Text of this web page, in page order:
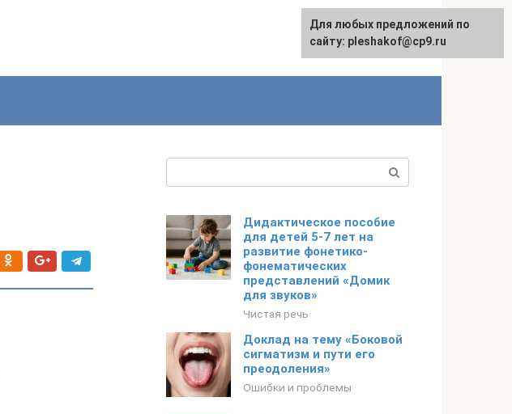
Дидактическое пособие
для детей 5-7 лет на
развитие фонетико-
фонематических
представлений «Домик
для звуков»
Чистая речь
Доклад на тему «Боковой
сигматизм и пути его
преодоления»
Ошибки и проблемы
Для любых предложений по
сайту: pleshakof@cp9.ru